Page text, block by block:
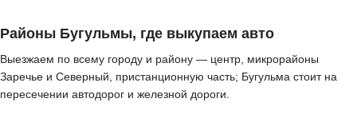
Районы Бугульмы, где выкупаем авто
Выезжаем по всему городу и району — центр, микрорайоны
Заречье и Северный, пристанционную часть; Бугульма стоит на
пересечении автодорог и железной дороги.